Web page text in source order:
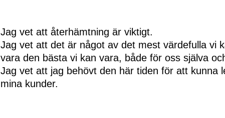
Jag vet att återhämtning är viktigt.
Jag vet att det är något av det mest värdefulla vi
vara den bästa vi kan vara, både för oss själva
Jag vet att jag behövt den här tiden för att kunna
mina kunder.